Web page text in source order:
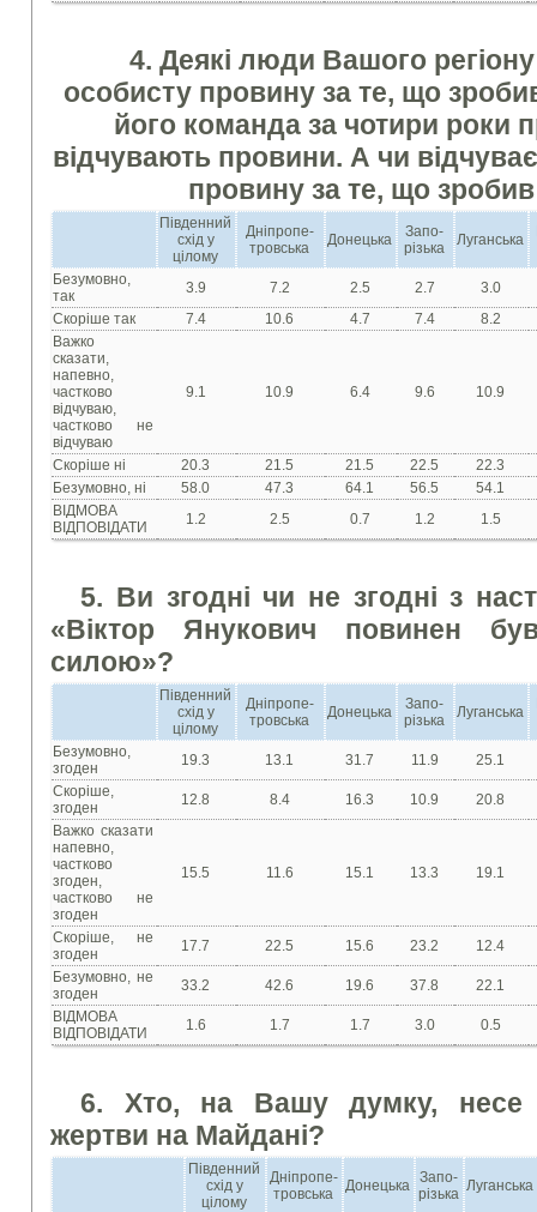
4. Деякі люди Вашого
особисту провину за те, що
його команда за чотири роки
відчувають провини. А чи
провину за те, що
Південний
схід у
цілому
Дніпропе-
тровська
Донецька
Запо-
різька
Луганська
Безумовно,
так
3.9 7.2 2.5 2.7
3.0
Скоріше так
7.4 10.6 4.7 7.4
8.2
Важко
сказати,
напевно,
частково
відчуваю,
частково не
відчуваю
9.1 10.9 6.4 9.6 10.9
Скоріше ні 20.3 21.5 21.5 22.5
22.3
Безумовно, ні
58.0 47.3 64.1 56.5
54.1
ВІДМОВА
ВІДПОВІДАТИ
1.2 2.5 0.7 1.2 1.5
5. Ви згодні чи не згодні з
«Віктор Янукович повинен
силою»?
Південний
схід у
цілому
Дніпропе-
тровська
Донецька
Запо-
різька
Луганська
Безумовно,
згоден
19.3 13.1 31.7 11.9
25.1
Скоріше,
згоден
12.8 8.4 16.3 10.9
20.8
Важко сказати
напевно,
частково
згоден,
частково не
згоден
15.5 11.6 15.1 13.3 19.1
Скоріше, не
згоден
17.7 22.5 15.6 23.2
12.4
Безумовно, не
згоден
33.2 42.6 19.6 37.8
22.1
ВІДМОВА
ВІДПОВІДАТИ
1.6 1.7 1.7 3.0 0.5
6. Хто, на Вашу думку, несе
жертви на Майдані?
Південний
схід у
цілому
Дніпропе-
тровська
Донецька Запо-
різька Луганська